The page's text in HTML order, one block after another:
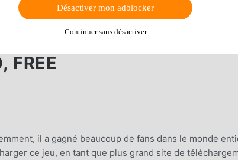
FREE
il a gagné beaucoup de fans dans le monde
ce jeu, en tant que plus grand site de
Désactiver mon adblocker
Continuer sans désactiver